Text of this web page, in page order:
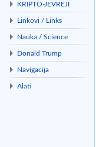
KRIPTO-JEVREJI
Linkovi / Links
Nauka / Science
Donald Trump
Navigacija
Alati